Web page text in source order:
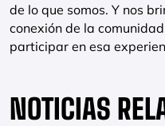
de lo que somos. Y nos
conexión de la
participar en esa
NOTICIAS